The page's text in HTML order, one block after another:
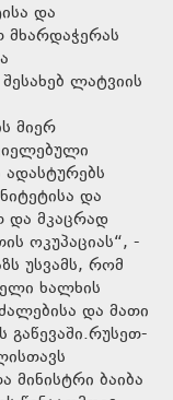
და
ლატვიის
მიერ
და
და მკაცრად
ოკუპაციას“, -
უსვამს, რომ
ხალხის
და მათი
გაწევაში.რუსეთ-
მინისტრი ბაიბა